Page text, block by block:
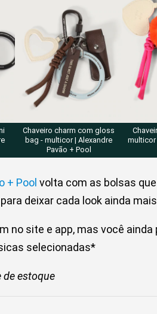
Chaveiro charm com gloss
bag - multicor | Alexandre
Pavão + Pool
multicor
it’s a comeback
+ Pool volta com as bolsas
deixar cada look ainda
no site e app, mas você
selecionadas*
de estoque